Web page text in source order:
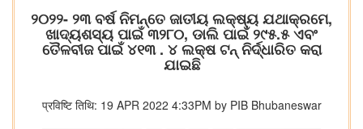
୨୦୨୨- ୨୩ ବର୍ଷ ନିମନ୍ତେ ଜାତୀୟ ଲକ୍ଷ୍ୟ ଯଥାକ୍ରମେ,
ଖାଦ୍ୟଶସ୍ୟ ପାଇଁ ୩୨୮୦, ଡାଲି ପାଇଁ ୨୯୫.୫ ଏବଂ
ତୈଳବୀଜ ପାଇଁ ୪୧୩ . ୪ ଲକ୍ଷ ଟନ୍ ନିର୍ଦ୍ଧାରିତ କରା
ଯାଇଛି
प्रविष्टि तिथि: 19 APR 2022 4:33PM by PIB Bhubaneswar